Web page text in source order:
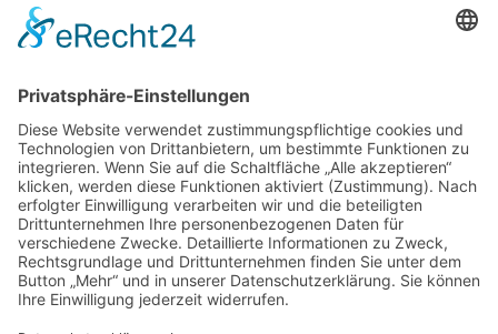
25-27 Heath Street
London NW3 6TR (GB)
Ansprechpartner
Luc Chaudhary
+44 (0)20 7794 3705
www.internationalartistsmanagement.co.uk
internationalartistsmanagement.co.uk